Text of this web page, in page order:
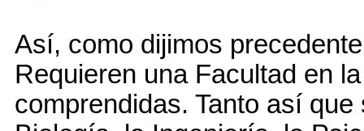
Así, como dijimos
Requieren una Facultad en
comprendidas. Tanto así